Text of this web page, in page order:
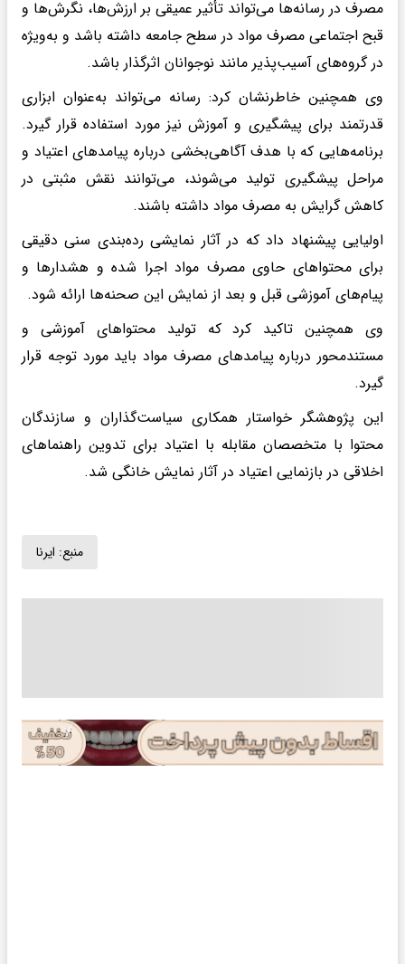
مصرف در رسانه‌ها می‌تواند تأثیر عمیقی بر ارزش‌ها، نگرش‌ها و
قبح اجتماعی مصرف مواد در سطح جامعه داشته باشد و به‌ویژه
در گروه‌های آسیب‌پذیر مانند نوجوانان اثرگذار باشد.
وی همچنین خاطرنشان کرد: رسانه می‌تواند به‌عنوان ابزاری
قدرتمند برای پیشگیری و آموزش نیز مورد استفاده قرار گیرد.
برنامه‌هایی که با هدف آگاهی‌بخشی درباره پیامدهای اعتیاد و
مراحل پیشگیری تولید می‌شوند، می‌توانند نقش مثبتی در
کاهش گرایش به مصرف مواد داشته باشند.
اولیایی پیشنهاد داد که در آثار نمایشی رده‌بندی سنی دقیقی
برای محتواهای حاوی مصرف مواد اجرا شده و هشدارها و
پیام‌های آموزشی قبل و بعد از نمایش این صحنه‌ها ارائه شود.
وی همچنین تاکید کرد که تولید محتواهای آموزشی و
مستندمحور درباره پیامدهای مصرف مواد باید مورد توجه قرار
گیرد.
این پژوهشگر خواستار همکاری سیاست‌گذاران و سازندگان
محتوا با متخصصان مقابله با اعتیاد برای تدوین راهنماهای
اخلاقی در بازنمایی اعتیاد در آثار نمایش خانگی شد.
منبع: ایرنا